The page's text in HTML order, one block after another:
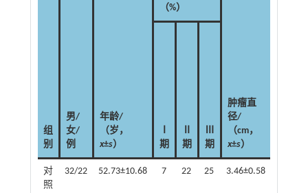
组
别
男/
女/
例
年龄/
（岁，
x±s）
（%）
肿瘤直
径/
（cm，
x±s）
Ⅰ
期
Ⅱ
期
Ⅲ
期
对
照
32/22 52.73±10.68 7 22 25 3.46±0.58